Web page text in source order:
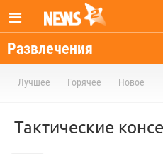
Развлечения
Лучшее Горячее Новое
Тактические